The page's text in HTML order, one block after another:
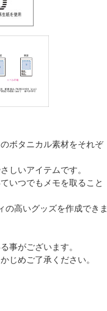
ボタニカル素材をそれぞ
しいアイテムです。
いつでもメモを取ること
の高いグッズを作成できま
事がございます。
じめご了承ください。